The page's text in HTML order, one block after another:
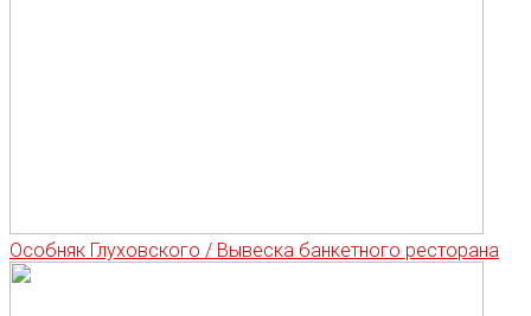
Особняк Глуховского / Вывеска банкетного ресторана